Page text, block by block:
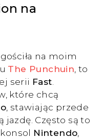
na
gościła na moim
The Punchuin , to
serii Fast
które chcą
, stawiając przede
Często są to
Nintendo